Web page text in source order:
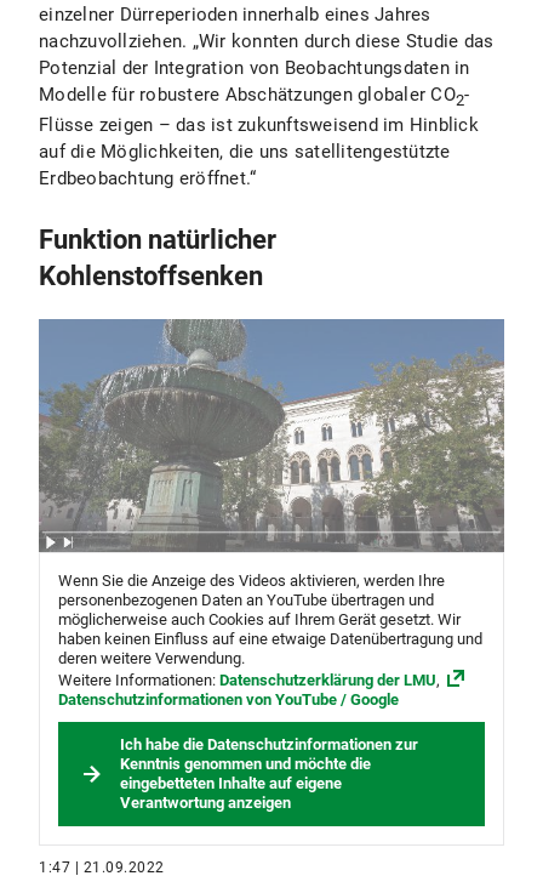
einzelner Dürreperioden innerhalb eines Jahres
nachzuvollziehen. „Wir konnten durch diese Studie das
Potenzial der Integration von Beobachtungsdaten in
Modelle für robustere Abschätzungen globaler CO2-
Flüsse zeigen – das ist zukunftsweisend im Hinblick
auf die Möglichkeiten, die uns satellitengestützte
Erdbeobachtung eröffnet.“
Funktion natürlicher
Kohlenstoffsenken
Wenn Sie die Anzeige des Videos aktivieren, werden Ihre
personenbezogenen Daten an YouTube übertragen und
möglicherweise auch Cookies auf Ihrem Gerät gesetzt. Wir
haben keinen Einfluss auf eine etwaige Datenübertragung und
deren weitere Verwendung.
Weitere Informationen: Datenschutzerklärung der LMU,
Datenschutzinformationen von YouTube / Google
Ich habe die Datenschutzinformationen zur
Kenntnis genommen und möchte die
eingebetteten Inhalte auf eigene
Verantwortung anzeigen
1:47 | 21.09.2022